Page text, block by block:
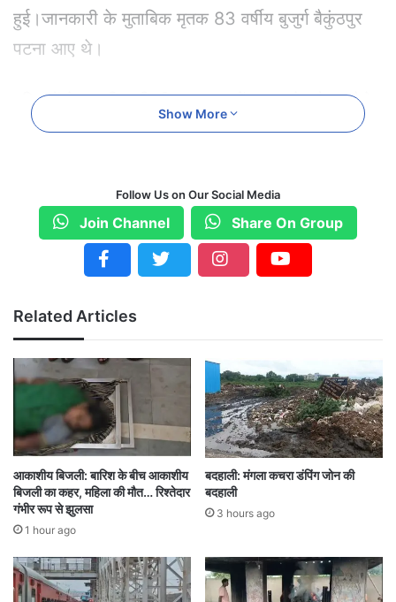
हुई।जानकारी के मुताबिक मृतक 83 वर्षीय बुजुर्ग बैकुंठपुर
पटना आए थे।
परिजनों के मुताबिक निजी अस्पताल में इलाज के दौरान पैसे
खत्म होने पर रेफर हो मेडिकल कॉलेज अस्पताल मरीज को
Show More
Follow Us on Our Social Media
Join Channel Share On Group
Related Articles
आकाशीय बिजली: बारिश के बीच आकाशीय
बिजली का कहर, महिला की मौत… रिश्तेदार
गंभीर रूप से झुलसा
1 hour ago
बदहाली: मंगला कचरा डंपिंग जोन की
बदहाली
3 hours ago